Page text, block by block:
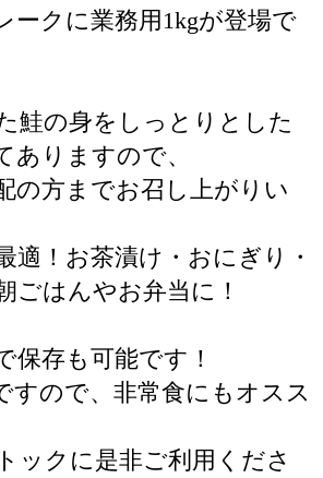
ークに業務用1kgが登場で
鮭の身をしっとりとした
ありますので、
の方までお召し上がりい
適！お茶漬け・おにぎり・
ごはんやお弁当に！
保存も可能です！
すので、非常食にもオスス
ックに是非ご利用くださ